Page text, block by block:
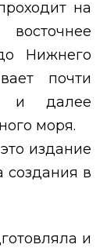
на
Нижнего
почти
далее
моря.
издание
создания в
и